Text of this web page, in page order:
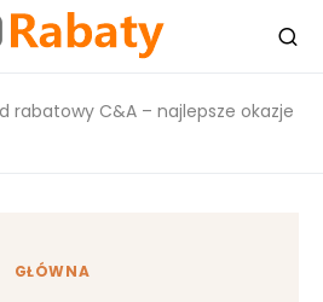
rabatowy C&A – najlepsze okazje
GŁÓWNA